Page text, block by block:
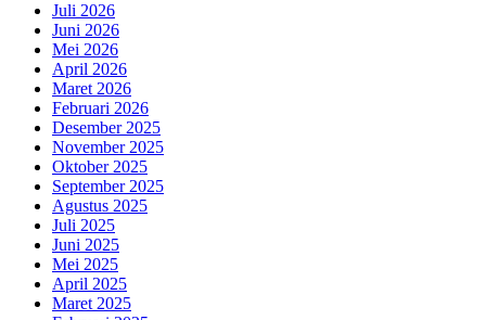
Juli 2026
Juni 2026
Mei 2026
April 2026
Maret 2026
Februari 2026
Desember 2025
November 2025
Oktober 2025
September 2025
Agustus 2025
Juli 2025
Juni 2025
Mei 2025
April 2025
Maret 2025